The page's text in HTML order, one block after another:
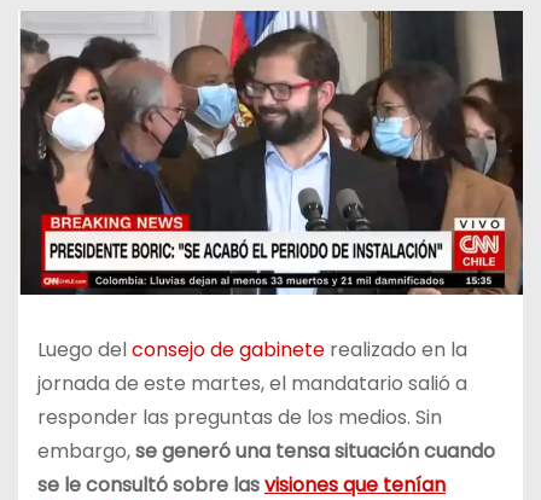
Luego delconsejo de gabinete realizado en la
jornada de este martes, el mandatario salió a
responder las preguntas de los medios. Sin
embargo,se generó una tensa situación cuando
se le consultó sobre lasvisiones que tenían